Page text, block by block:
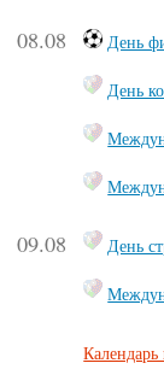
08.08 День
День
09.08 День